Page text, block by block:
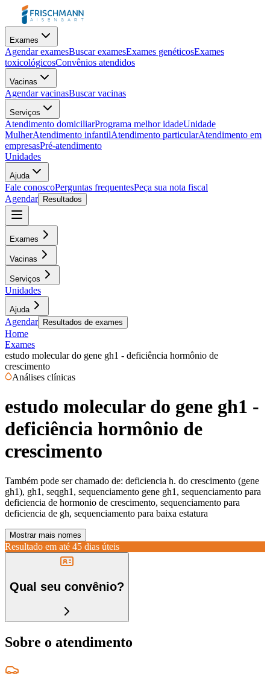
Exames
Agendar examesBuscar examesExames genéticosExames
toxicológicosConvênios atendidos
Vacinas
Agendar vacinasBuscar vacinas
Serviços
Atendimento domiciliarPrograma melhor idadeUnidade
MulherAtendimento infantilAtendimento particularAtendimento em
empresasPré-atendimento
Unidades
Ajuda
Fale conoscoPerguntas frequentesPeça sua nota fiscal
Agendar
Resultados
Exames
Vacinas
Serviços
Unidades
Ajuda
Agendar Resultados de exames
Home
Exames
estudo molecular do gene gh1 - deficiência hormônio de
crescimento
Análises clínicas
estudo molecular do gene gh1 -
deficiência hormônio de
crescimento
Também pode ser chamado de: deficiencia h. do crescimento (gene
gh1), gh1, seqgh1, sequenciamento gene gh1, sequenciamento para
deficiencia de hormonio de crescimento, sequenciamento para
deficiencia de gh, sequenciamento para baixa estatura
Mostrar mais nomes
Resultado em até 45 dias úteis
Qual seu convênio?
Sobre o atendimento